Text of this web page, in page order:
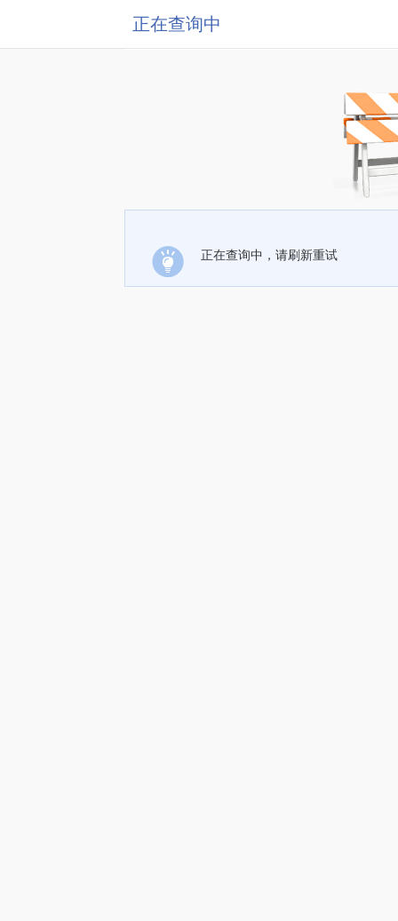
正在查询中
正在查询中，请刷新重试